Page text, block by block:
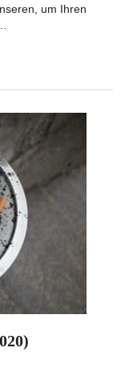
um Ihren